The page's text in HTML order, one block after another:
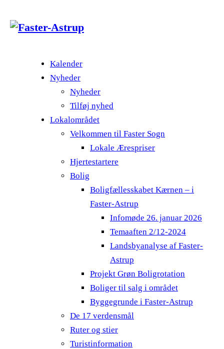
Kalender
Nyheder
Nyheder
Tilføj nyhed
Lokalområdet
Velkommen til Faster Sogn
Lokale Ærespriser
Hjertestartere
Bolig
Boligfællesskabet Kærnen – i
Faster-Astrup
Infomøde 26. januar 2026
Temaaften 2/12-2024
Landsbyanalyse af Faster-
Astrup
Projekt Grøn Boligrotation
Boliger til salg i området
Byggegrunde i Faster-Astrup
De 17 verdensmål
Ruter og stier
Turistinformation